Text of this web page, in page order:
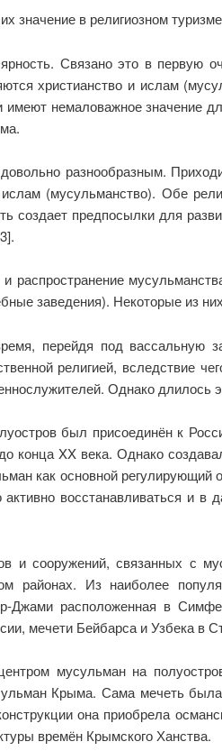
значение в религиозном
Связано это в первую
христианство и ислам
немаловажное значение
разнообразным.
(мусульманство). Обе
предпосылки для
заведения). Некоторые из
перейдя под вассальную
религией, вследствие
Однако длилось
был присоединён к
конца XX века. Однако
как основной регулирующий
восстанавливаться и в
и сооружений, связанных с
районах. Из наиболее
Джами расположенная в
мечети Бейбарса и Узбека в
мусульман на
Крыма. Сама мечеть
она приобрела
времён Крымского Ханства.